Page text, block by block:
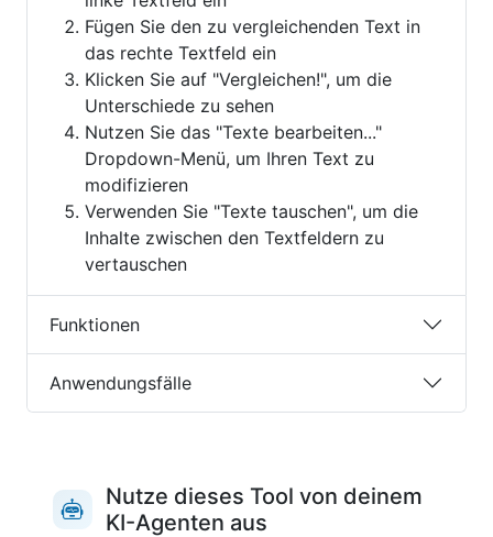
Fügen Sie den zu vergleichenden Text in
das rechte Textfeld ein
Klicken Sie auf "Vergleichen!", um die
Unterschiede zu sehen
Nutzen Sie das "Texte bearbeiten..."
Dropdown-Menü, um Ihren Text zu
modifizieren
Verwenden Sie "Texte tauschen", um die
Inhalte zwischen den Textfeldern zu
vertauschen
Funktionen
Anwendungsfälle
Nutze dieses Tool von deinem
KI-Agenten aus